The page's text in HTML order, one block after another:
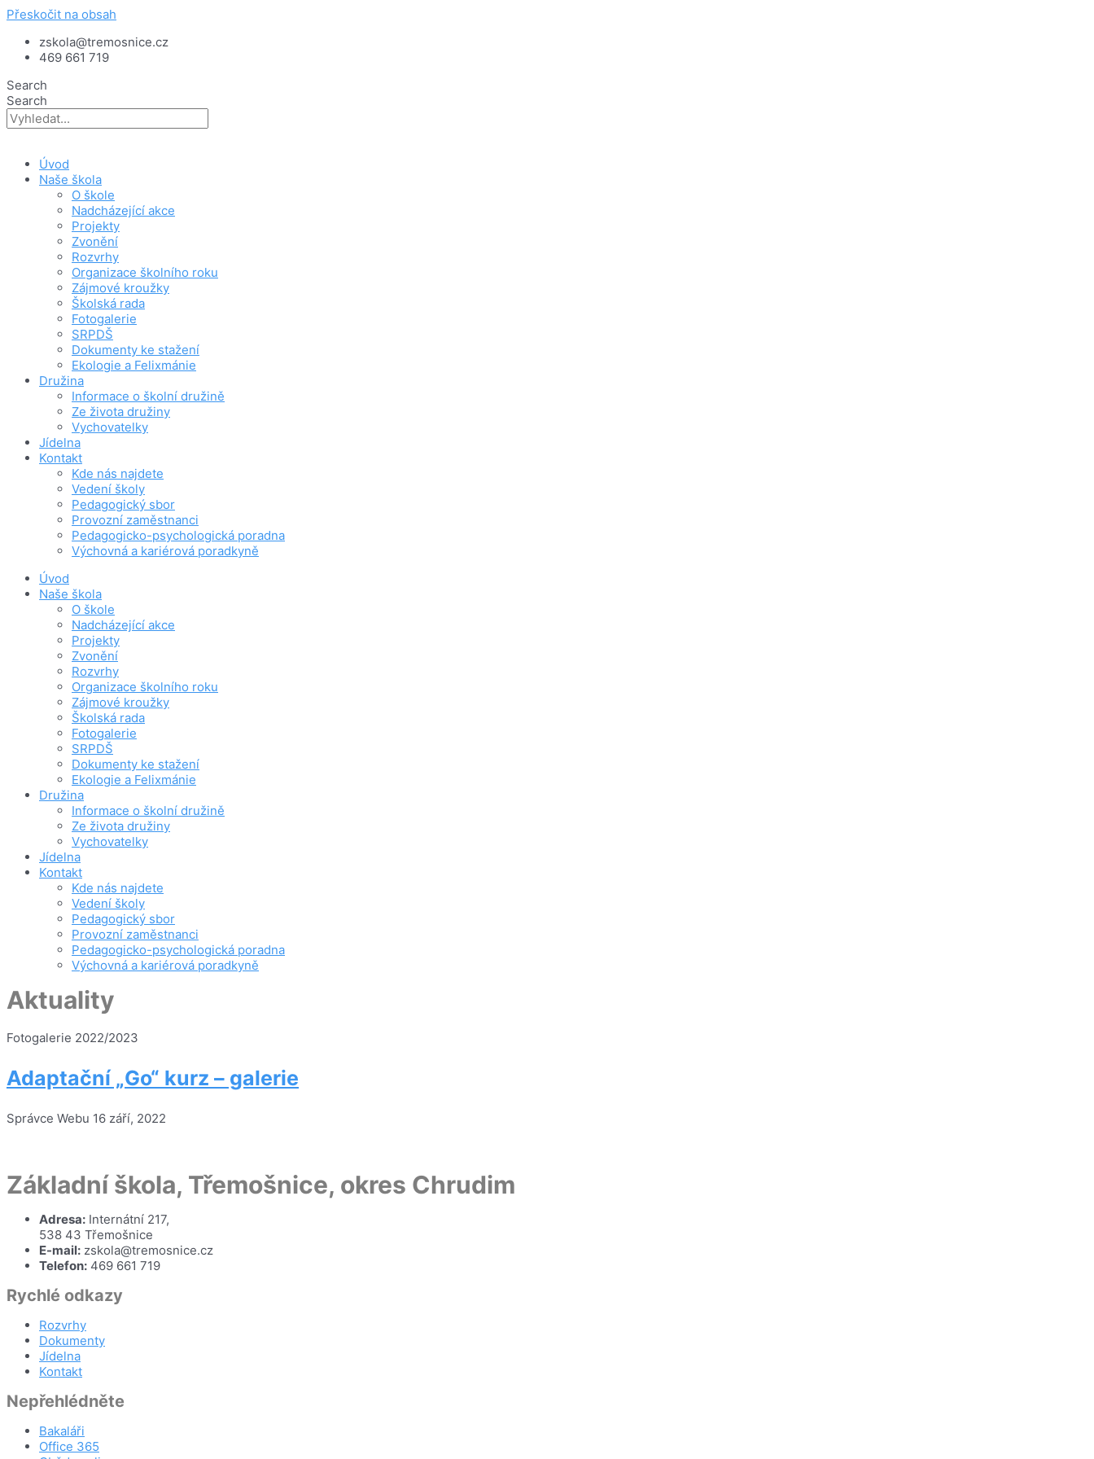
Přeskočit na obsah
zskola@tremosnice.cz
469 661 719
Search
Search
Úvod
Naše škola
O škole
Nadcházející akce
Projekty
Zvonění
Rozvrhy
Organizace školního roku
Zájmové kroužky
Školská rada
Fotogalerie
SRPDŠ
Dokumenty ke stažení
Ekologie a Felixmánie
Družina
Informace o školní družině
Ze života družiny
Vychovatelky
Jídelna
Kontakt
Kde nás najdete
Vedení školy
Pedagogický sbor
Provozní zaměstnanci
Pedagogicko-psychologická poradna
Výchovná a kariérová poradkyně
Úvod
Naše škola
O škole
Nadcházející akce
Projekty
Zvonění
Rozvrhy
Organizace školního roku
Zájmové kroužky
Školská rada
Fotogalerie
SRPDŠ
Dokumenty ke stažení
Ekologie a Felixmánie
Družina
Informace o školní družině
Ze života družiny
Vychovatelky
Jídelna
Kontakt
Kde nás najdete
Vedení školy
Pedagogický sbor
Provozní zaměstnanci
Pedagogicko-psychologická poradna
Výchovná a kariérová poradkyně
Aktuality
Fotogalerie 2022/2023
Adaptační „Go“ kurz – galerie
Správce Webu 16 září, 2022
Základní škola, Třemošnice, okres Chrudim
Adresa: Internátní 217,
538 43 Třemošnice
E-mail: zskola@tremosnice.cz
Telefon: 469 661 719
Rychlé odkazy
Rozvrhy
Dokumenty
Jídelna
Kontakt
Nepřehlédněte
Bakaláři
Office 365